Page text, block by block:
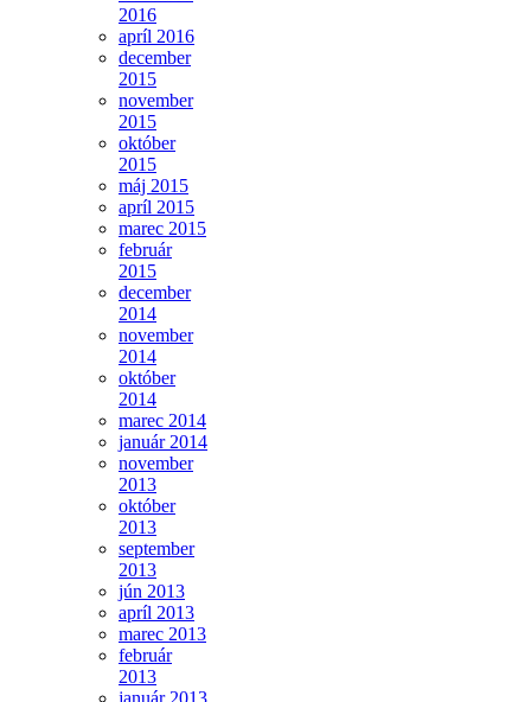
2016
apríl 2016
december
2015
november
2015
október
2015
máj 2015
apríl 2015
marec 2015
február
2015
december
2014
november
2014
október
2014
marec 2014
január 2014
november
2013
október
2013
september
2013
jún 2013
apríl 2013
marec 2013
február
2013
január 2013